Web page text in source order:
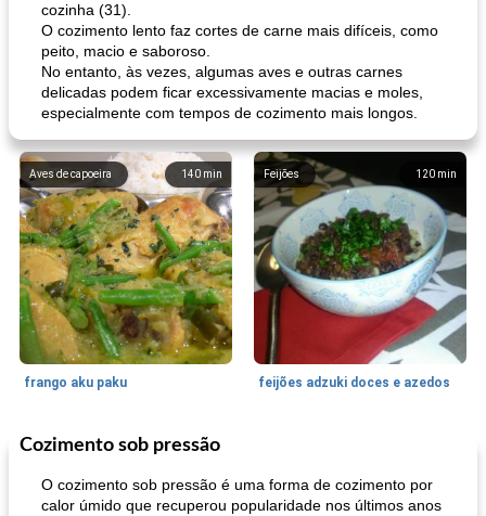
cozinha (31).
O cozimento lento faz cortes de carne mais difíceis, como
peito, macio e saboroso.
No entanto, às vezes, algumas aves e outras carnes
delicadas podem ficar excessivamente macias e moles,
especialmente com tempos de cozimento mais longos.
140 min
Aves de capoeira
frango aku paku
120 min
Feijões
feijões adzuki doces e azedos
30min
Bolos
Cozimento sob pressão
O cozimento sob pressão é uma forma de cozimento por
calor úmido que recuperou popularidade nos últimos anos